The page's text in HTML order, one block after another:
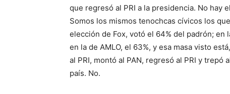
que regresó al PRI a la presidencia. No hay
Somos los mismos tenochcas cívicos los
elección de Fox, votó el 64% del padrón; en
en la de AMLO, el 63%, y esa masa visto
al PRI, montó al PAN, regresó al PRI y
país. No.